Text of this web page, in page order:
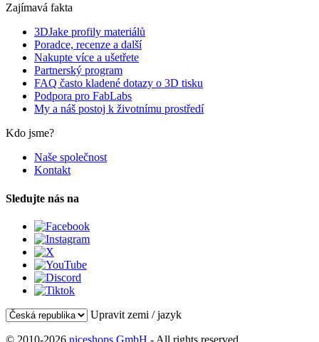
Zajímavá fakta
3DJake profily materiálů
Poradce, recenze a další
Nakupte více a ušetřete
Partnerský program
FAQ často kladené dotazy o 3D tisku
Podpora pro FabLabs
My a náš postoj k životnímu prostředí
Kdo jsme?
Naše společnost
Kontakt
Sledujte nás na
Upravit zemi / jazyk
© 2010-2026 niceshops GmbH - All rights reserved.